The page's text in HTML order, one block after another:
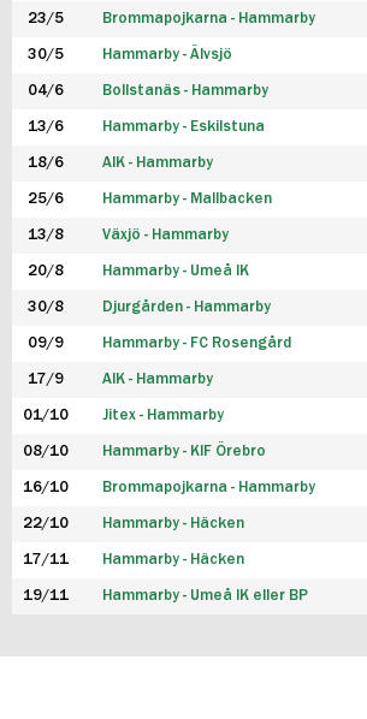
23/5 Brommapojkarna - Hammarby
30/5 Hammarby - Älvsjö
04/6 Bollstanäs - Hammarby
13/6 Hammarby - Eskilstuna
18/6 AIK - Hammarby
25/6 Hammarby - Mallbacken
13/8 Växjö - Hammarby
20/8 Hammarby - Umeå IK
30/8 Djurgården - Hammarby
09/9 Hammarby - FC Rosengård
17/9 AIK - Hammarby
01/10 Jitex - Hammarby
08/10 Hammarby - KIF Örebro
16/10 Brommapojkarna - Hammarby
22/10 Hammarby - Häcken
17/11 Hammarby - Häcken
19/11 Hammarby - Umeå IK eller BP